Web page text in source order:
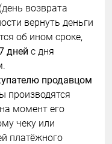
возврата
вернуть деньги
об ином сроке,
дней с дня
продавцом
производятся
момент его
чеку или
платёжного